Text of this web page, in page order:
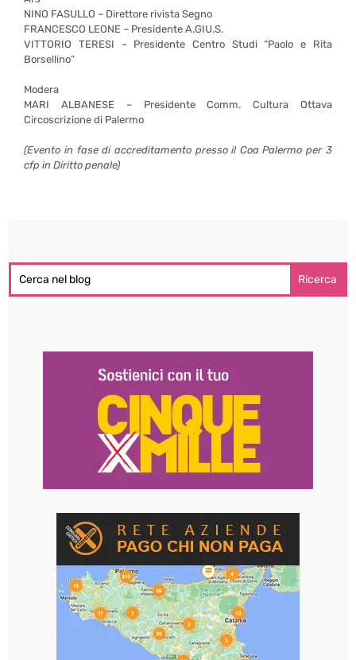
NINO FASULLO – Direttore rivista Segno
FRANCESCO LEONE – Presidente A.GIU.S.
VITTORIO TERESI – Presidente Centro Studi “Paolo e Rita
Borsellino”
Modera
MARI ALBANESE – Presidente Comm. Cultura Ottava
Circoscrizione di Palermo
(Evento in fase di accreditamento presso il Coa Palermo per 3
cfp in Diritto penale)